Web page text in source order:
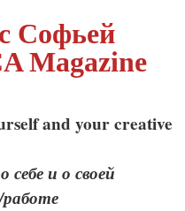
Софьей
Magazine
and your cre­ative
и о своей